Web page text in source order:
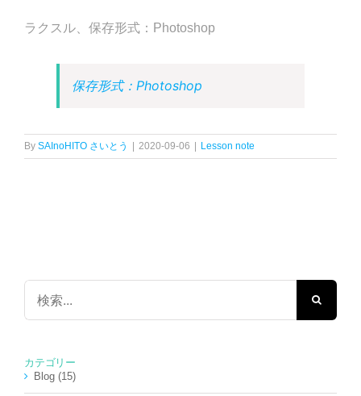
ラクスル、保存形式：Photoshop
保存形式：Photoshop
By SAInoHITO さいとう 2020-09-06 Lesson note
検
…
カテゴリー
Blog (15)